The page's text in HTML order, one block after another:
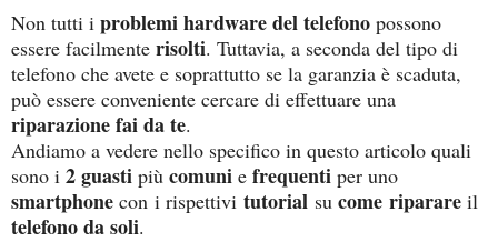
Non tutti i problemi hardware del telefono possono
essere facilmente risolti. Tuttavia, a seconda del tipo di
telefono che avete e soprattutto se la garanzia è scaduta,
può essere conveniente cercare di effettuare una
riparazione fai da te.
Andiamo a vedere nello specifico in questo articolo quali
sono i 2 guasti più comuni e frequenti per uno
smartphone con i rispettivi tutorial su come riparare il
telefono da soli.